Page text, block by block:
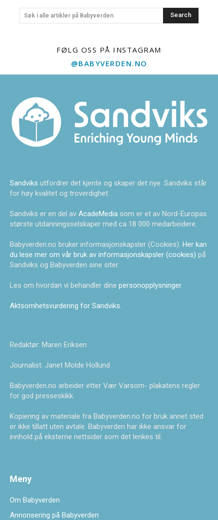
Søk i alle artikler på Babyverden Search
FØLG OSS PÅ INSTAGRAM
@BABYVERDEN.NO
Sandviks utfordrer det kjente og skaper det nye. Sandviks står
for høy kvalitet og troverdighet.
Sandviks er en del av AcadeMedia som er et av Nord-Europas
største utdanningsselskaper med ca 18 000 medarbeidere.
Babyverden.no bruker informasjonskapsler (Cookies). Her kan
du lese mer om vår bruk av informasjonskapsler (cookies) på
Sandviks og Babyverden sine siter.
Les om hvordan vi behandler dine personopplysninger.
Aktsomhetsvurdering for Sandviks.
Redaktør: Maren Eriksen
Journalist: Janet Molde Hollund
Babyverden.no arbeider etter Vær Varsom- plakatens regler
for god presseskikk.
Kopiering av materiale fra Babyverden.no for bruk annet sted
er ikke tillatt uten avtale. Babyverden har ikke ansvar for
innhold på eksterne nettsider som det lenkes til.
Meny
Om Babyverden
Annonsering på Babyverden